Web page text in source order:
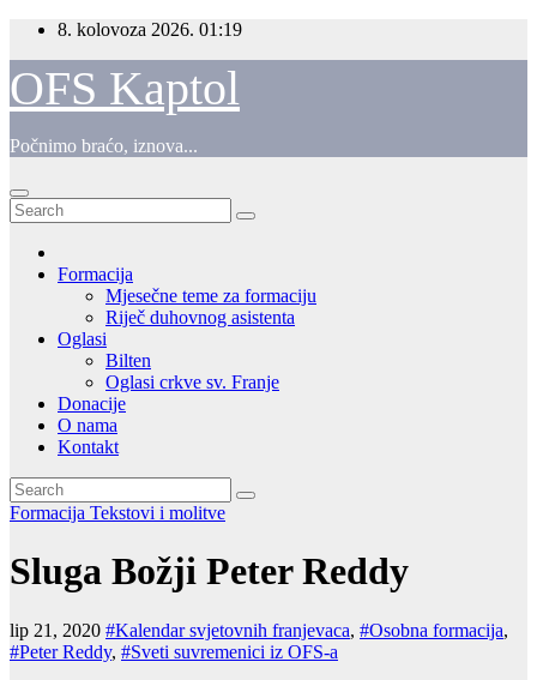
Skip
content
8. kolovoza 2026. 01:19
OFS Kaptol
Počnimo braćo, iznova...
Formacija
Mjesečne teme za formaciju
Riječ duhovnog asistenta
Oglasi
Bilten
Oglasi crkve sv. Franje
Donacije
O nama
Kontakt
Formacija Tekstovi i molitve
Sluga Božji Peter Reddy
lip 21, 2020 #Kalendar svjetovnih franjevaca, #Osobna formacija,
#Peter Reddy, #Sveti suvremenici iz OFS-a